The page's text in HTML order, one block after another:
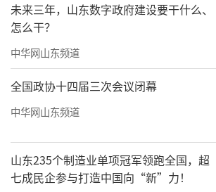
未来三年，山东数字政府建设要干什么、
怎么干？
中华网山东频道
全国政协十四届三次会议闭幕
中华网山东频道
山东235个制造业单项冠军领跑全国，超
七成民企参与打造中国向“新”力！